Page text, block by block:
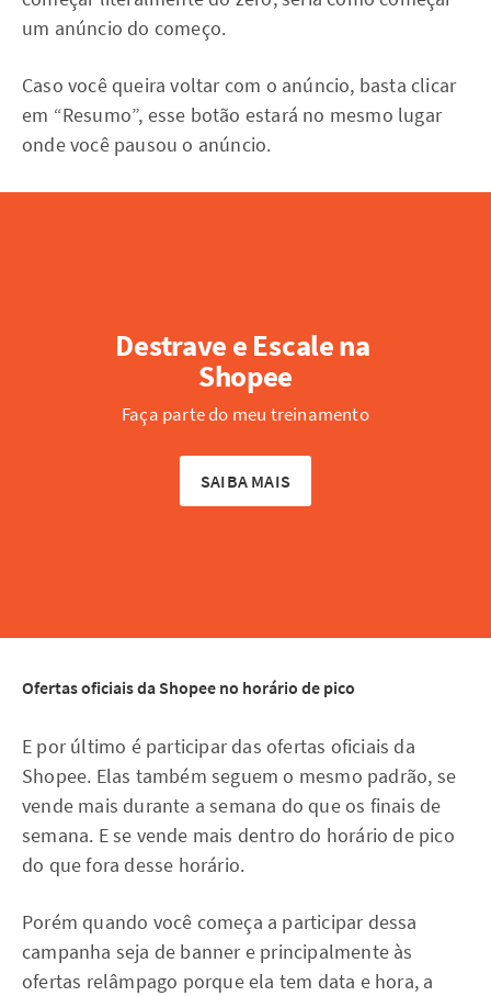
um anúncio do começo.
Caso você queira voltar com o anúncio, basta clicar
em “Resumo”, esse botão estará no mesmo lugar
onde você pausou o anúncio.
Destrave e Escale na
Shopee
Faça parte do meu treinamento
SAIBA MAIS
Ofertas oficiais da Shopee no horário de pico
E por último é participar das ofertas oficiais da
Shopee. Elas também seguem o mesmo padrão, se
vende mais durante a semana do que os finais de
semana. E se vende mais dentro do horário de pico
do que fora desse horário.
Porém quando você começa a participar dessa
campanha seja de banner e principalmente às
ofertas relâmpago porque ela tem data e hora, a